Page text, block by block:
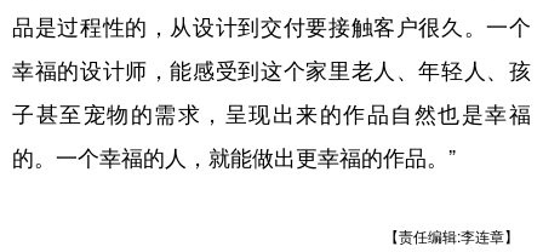
品是过程性的，从设计到交付要接触客户很久。一个
幸福的设计师，能感受到这个家里老人、年轻人、孩
子甚至宠物的需求，呈现出来的作品自然也是幸福
的。一个幸福的人，就能做出更幸福的作品。”
【责任编辑:李连章】